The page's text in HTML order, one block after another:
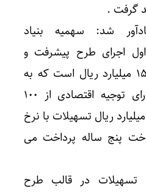
گرفت .
شد: سهمیه بنیاد
اجرای طرح پیشرفت و
آبادانی این شهرستان ۱۵۰ میلیارد ریال است که به
طرح های تولیدی و دارای توجیه اقتصادی از ۱۰۰
میلیون ریال تا سقف ۲۰ میلیارد ریال تسهیلات با نرخ
پنج ساله پرداخت می
تسهیلات در قالب طرح